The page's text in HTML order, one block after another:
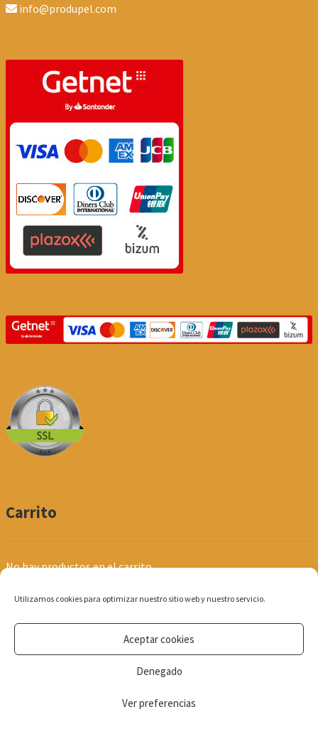
Utilizamos cookies para optimizar nuestro sitio web y nuestro servicio.
Aceptar cookies
Denegado
Ver preferencias
info@produpel.com
Carrito
No hay productos en el carrito.
© Produpel | Productos de Peluquería y Estética 2026